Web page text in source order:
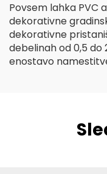
Povsem lahka PVC
dekorativne
dekorativne
debelinah od 0,5
enostavo